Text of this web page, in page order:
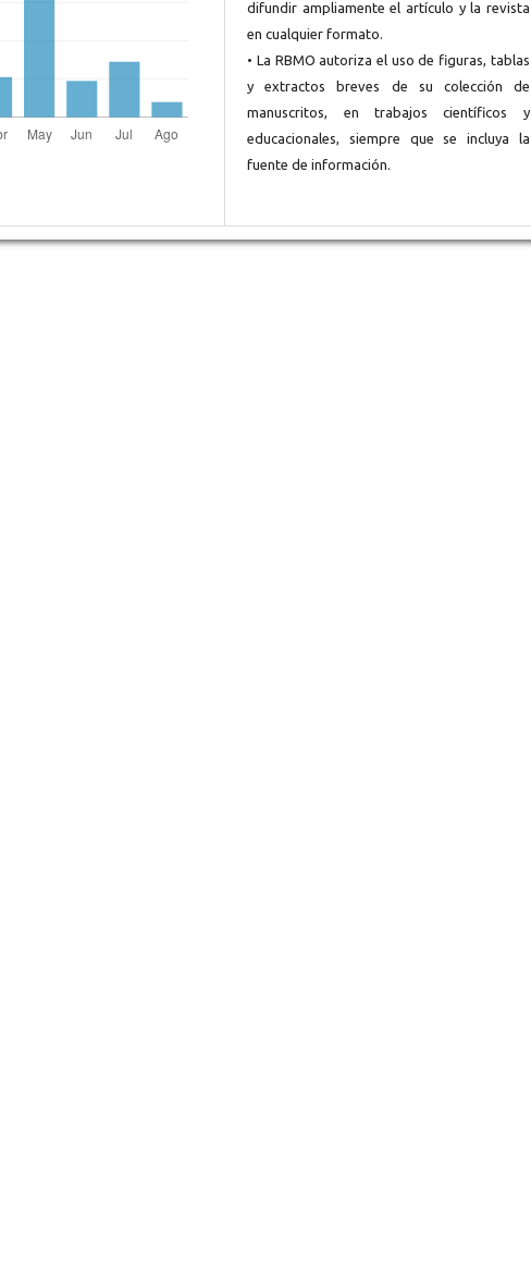
difundir ampliamente el artículo y la revista
en cualquier formato.
• La RBMO autoriza el uso de figuras, tablas
y extractos breves de su colección de
manuscritos, en trabajos científicos y
educacionales, siempre que se incluya la
fuente de información.